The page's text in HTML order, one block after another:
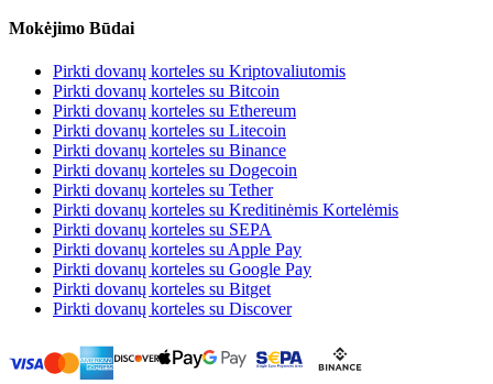
Mokėjimo Būdai
Pirkti dovanų korteles su Kriptovaliutomis
Pirkti dovanų korteles su Bitcoin
Pirkti dovanų korteles su Ethereum
Pirkti dovanų korteles su Litecoin
Pirkti dovanų korteles su Binance
Pirkti dovanų korteles su Dogecoin
Pirkti dovanų korteles su Tether
Pirkti dovanų korteles su Kreditinėmis Kortelėmis
Pirkti dovanų korteles su SEPA
Pirkti dovanų korteles su Apple Pay
Pirkti dovanų korteles su Google Pay
Pirkti dovanų korteles su Bitget
Pirkti dovanų korteles su Discover